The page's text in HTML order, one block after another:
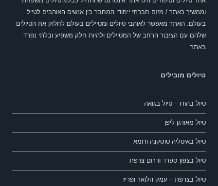
וממשיך כאתר / מיזם חברתי ייחודי המחבר בין אנשים האוהבים לטייל
בעולם. האתר מאפשר לאוהבי טיולים ומטיילים בעולם לחלוק את הטיולים
שלהם עם הציבור הרחב של המטיילים ולהיות חלק משפיע ובלתי נפרד
באתר.
טיולים מובילים
טיול בהודו – טיול בגואה
טיול מאורגן ליפן
טיול באיטליה טוסקנה ורומא
טיול בצפון ספרד ודרום צרפת
טיול בצרפת – עמק הלואר ופריז